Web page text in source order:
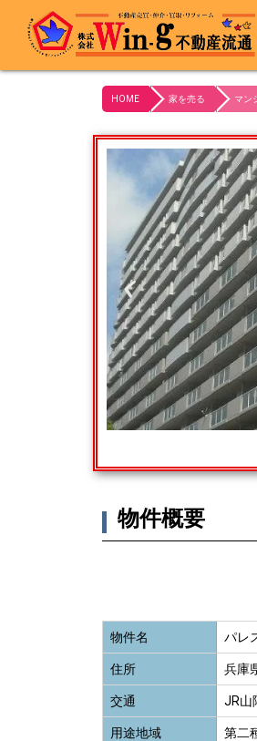
最終更新日:2024/02/01
HOME 家を売る マン
物件概要
物件名 パレ
住所 兵庫
交通 JR山
用途地域 第二